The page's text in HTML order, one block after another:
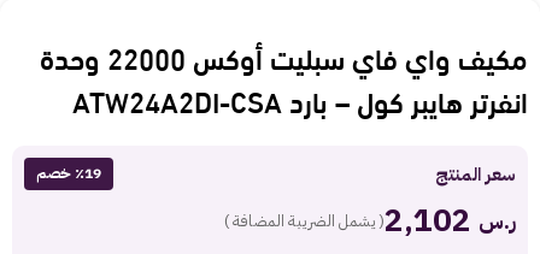
مكيف واي فاي سبليت أوكس 22000 وحدة
انفرتر هايبر كول – بارد ATW24A2DI-CSA
سعر المنتج ٪19 خصم
ر.س ( يشمل الضريبة المضافة )